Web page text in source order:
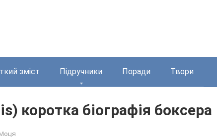
зміст Підручники Поради Твори
коротка біографія боксера